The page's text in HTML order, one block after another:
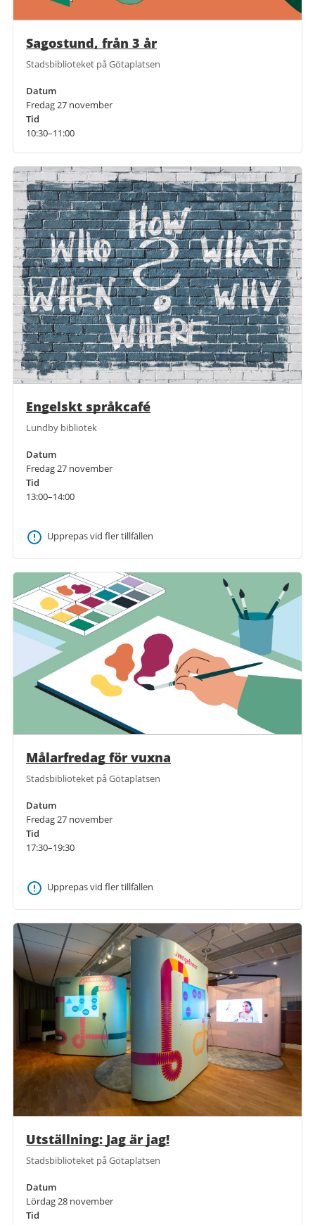
Sagostund, från 3 år
Stadsbiblioteket på Götaplatsen
Datum
Fredag 27 november
Tid
10:30–11:00
Engelskt språkcafé
Lundby bibliotek
Datum
Fredag 27 november
Tid
13:00–14:00
Upprepas vid fler tillfällen
Målarfredag för vuxna
Stadsbiblioteket på Götaplatsen
Datum
Fredag 27 november
Tid
17:30–19:30
Upprepas vid fler tillfällen
Utställning: Jag är jag!
Stadsbiblioteket på Götaplatsen
Datum
Lördag 28 november
Tid